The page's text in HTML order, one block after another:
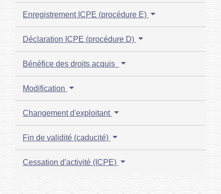
Enregistrement ICPE (procédure E)
Déclaration ICPE (procédure D)
Bénéfice des droits acquis
Modification
Changement d'exploitant
Fin de validité (caducité)
Cessation d'activité (ICPE)